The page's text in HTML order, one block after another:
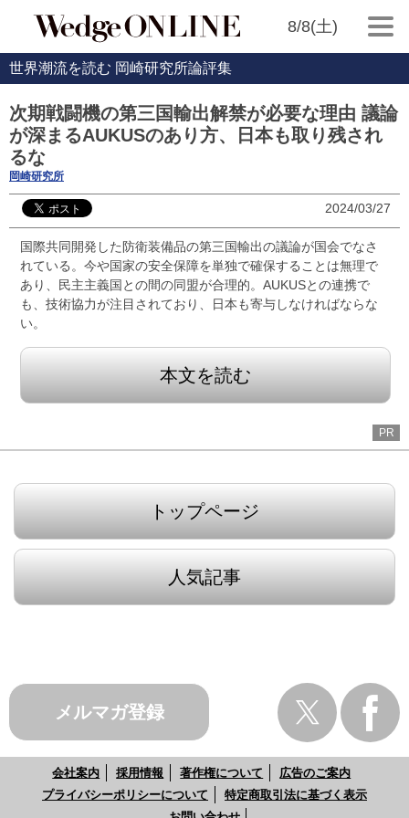
8/8(土)
世界潮流を読む 岡崎研究所論評集
次期戦闘機の第三国輸出解禁が必要な理由 議論
が深まるAUKUSのあり方、日本も取り残され
るな
岡崎研究所
2024/03/27
国際共同開発した防衛装備品の第三国輸出の議論が国会でなさ
れている。今や国家の安全保障を単独で確保することは無理で
あり、民主主義国との間の同盟が合理的。AUKUSとの連携で
も、技術協力が注目されており、日本も寄与しなければならな
い。
本文を読む
PR
トップページ
人気記事
メルマガ登録
会社案内 採用情報 著作権について
広告のご案内
プライバシーポリシーについて
特定商取引法に基づく表示